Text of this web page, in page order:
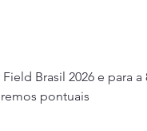
Brasil 2026 e para a
pontuais